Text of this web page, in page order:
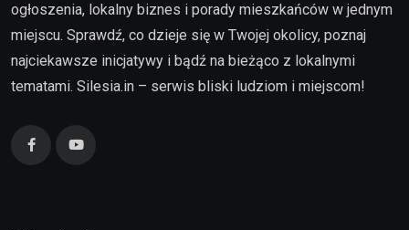
ogłoszenia, lokalny biznes i porady mieszkańców w jednym
miejscu. Sprawdź, co dzieje się w Twojej okolicy, poznaj
najciekawsze inicjatywy i bądź na bieżąco z lokalnymi
tematami. Silesia.in – serwis bliski ludziom i miejscom!